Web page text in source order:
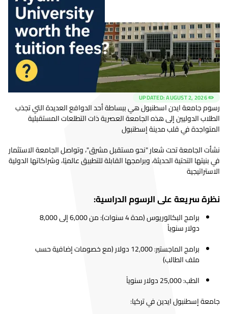
✏️ UPDATED:
AUGUST 2, 2026
رسوم جامعة ايدن اسطنبول هي ببساطة أحد الدوافع العديدة التي تجذب
الطلاب الدوليين إلى هذه الجامعة العصرية ذات التطلعات المستقبلية
المتواجدة في قلب مدينة إسطنبول
نشأت الجامعة تحت شعار "نحو مستقبل مشرق"، وتواصل الجامعة الاستثمار
في بنيتها التحتية الحديثة، وبرامجها القابلة للتطبيق عالميًا، وشراكاتها الدولية
الاستراتيجية
نظرة سريعة على الرسوم الدراسية:
برامج البكالوريوس (مدة 4 سنوات): من 6,000 إلى 8,000
دولار سنوياً
برامج الماجستير: 12,000 دولار (مع خصومات إضافية حسب
ملف الطالب)
الطب: 25,000 دولار سنوياً
جامعة إسطنبول ايدين في تركيا: